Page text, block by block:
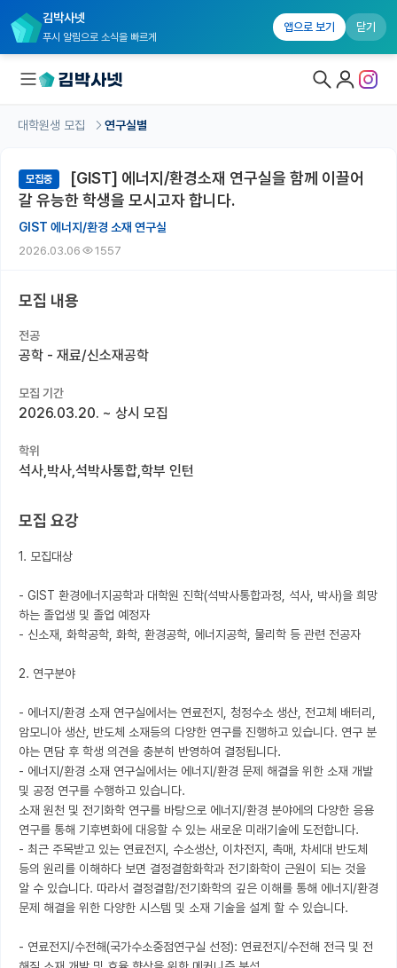
김박사넷
푸시 알림으로 소식을 빠르게
앱으로 보기 닫기
대학원생 모집 홈
기관별 모집 정보
연구실별 모집 정보
전공별 모집 정보
국내대학원 정보
연구실&오픈랩
커리어
재팬라운지 🌸
대학원생 모집 연구실별
모집중
[GIST] 에너지/환경소재 연구실을 함께 이끌어
갈 유능한 학생을 모시고자 합니다.
GIST 에너지/환경 소재 연구실
2026.03.06 1557
모집 내용
전공
공학 - 재료/신소재공학
모집 기간
2026.03.20. ~ 상시 모집
학위
석사,박사,석박사통합,학부 인턴
모집 요강
1. 모집대상
- GIST 환경에너지공학과 대학원 진학(석박사통합과정, 석사, 박사)을 희망
하는 졸업생 및 졸업 예정자
- 신소재, 화학공학, 화학, 환경공학, 에너지공학, 물리학 등 관련 전공자
2. 연구분야
- 에너지/환경 소재 연구실에서는 연료전지, 청정수소 생산, 전고체 배터리,
암모니아 생산, 반도체 소재등의 다양한 연구를 진행하고 있습니다. 연구 분
야는 면담 후 학생 의견을 충분히 반영하여 결정됩니다.
- 에너지/환경 소재 연구실에서는 에너지/환경 문제 해결을 위한 소재 개발
및 공정 연구를 수행하고 있습니다.
소재 원천 및 전기화학 연구를 바탕으로 에너지/환경 분야에의 다양한 응용
연구를 통해 기후변화에 대응할 수 있는 새로운 미래기술에 도전합니다.
- 최근 주목받고 있는 연료전지, 수소생산, 이차전지, 촉매, 차세대 반도체
등의 원리를 이해하다 보면 결정결함화학과 전기화학이 근원이 되는 것을
알 수 있습니다. 따라서 결정결함/전기화학의 깊은 이해를 통해 에너지/환경
문제 해결을 위한 다양한 시스템 및 소재 기술을 설계 할 수 있습니다.
- 연료전지/수전해(국가수소중점연구실 선정): 연료전지/수전해 전극 및 전